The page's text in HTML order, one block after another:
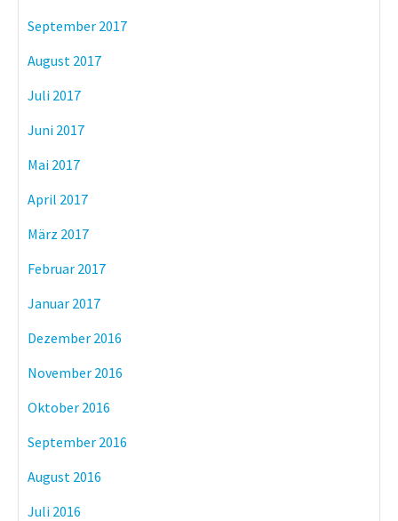
September 2017
August 2017
Juli 2017
Juni 2017
Mai 2017
April 2017
März 2017
Februar 2017
Januar 2017
Dezember 2016
November 2016
Oktober 2016
September 2016
August 2016
Juli 2016